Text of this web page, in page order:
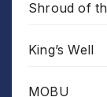
Shroud of
King’s Well
MOBU